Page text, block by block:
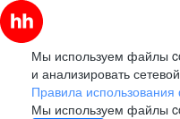
Мы используем файлы
и анализировать
Правила
Мы используем файлы